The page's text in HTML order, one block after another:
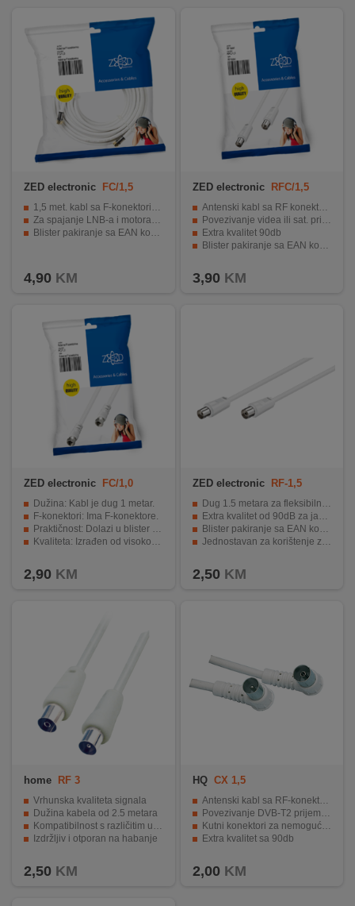
ZED electronic FC/1,5
1,5 met. kabl sa F-konektorima
Za spajanje LNB-a i motora ili Diseq sklopke
Blister pakiranje sa EAN kodom
4,90 KM
ZED electronic RFC/1,5
Antenski kabl sa RF konektorima
Povezivanje videa ili sat. prijemnika
Extra kvalitet 90db
Blister pakiranje sa EAN kodom
3,90 KM
ZED electronic FC/1,0
Dužina: Kabl je dug 1 metar.
F-konektori: Ima F-konektore.
Praktičnost: Dolazi u blister pakiranju.
Kvaliteta: Izrađen od visokokvalitetnih materijala.
2,90 KM
ZED electronic RF-1,5
Dug 1.5 metara za fleksibilnost povezivanja
Extra kvalitet od 90dB za jasnu i stabilnu sliku
Blister pakiranje sa EAN kodom za autentičnost
Jednostavan za korištenje za brzu instalaciju
2,50 KM
home RF 3
Vrhunska kvaliteta signala
Dužina kabela od 2.5 metara
Kompatibilnost s različitim uređajima
Izdržljiv i otporan na habanje
2,50 KM
HQ CX 1,5
Antenski kabl sa RF-konektorima
Povezivanje DVB-T2 prijemnika, videa ili sat. prijemnika
Kutni konektori za nemogućnost spajanja scart kablom
Extra kvalitet sa 90db
2,00 KM